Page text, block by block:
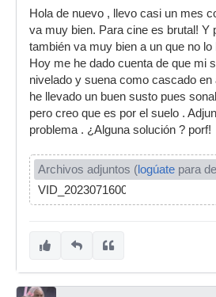
Hola de nuevo , llevo casi un mes
va muy bien. Para cine es brutal! Y
también va muy bien a un que no
Hoy me he dado cuenta de que mi
nivelado y suena como cascado
he llevado un buen susto pues
pero creo que es por el suelo .
problema . ¿Alguna solución ? porf!
Archivos adjuntos (logúate para
VID_20230716002217.mp4